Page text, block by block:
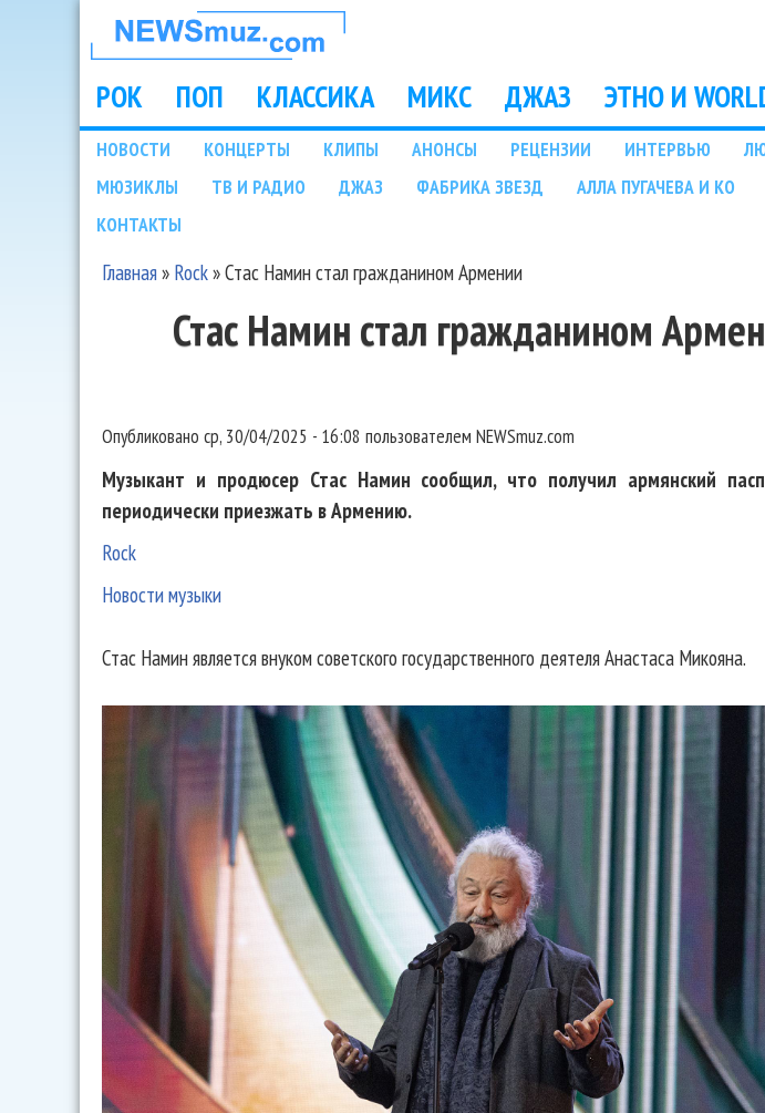
НОВОСТИ
МУЗЫКИ И
ШОУ БИЗНЕСА
NEWSMUZ.COM
Main menu
РОК ПОП КЛАССИКА МИКС ДЖАЗ ЭТНО И
Подразделы
НОВОСТИ КОНЦЕРТЫ КЛИПЫ АНОНСЫ РЕЦЕНЗИИ ИНТЕРВЬЮ
МЮЗИКЛЫ
ТВ И РАДИО ДЖАЗ ФАБРИКА ЗВЕЗД АЛЛА ПУГАЧЕВА И КО
КОНТАКТЫ
Главная» Rock»Стас Намин стал гражданином Армении
Стас Намин стал гражданином
Опубликовано ср, 30/04/2025 - 16:08 пользователем NEWSmuz.com
Музыкант и продюсер Стас Намин сообщил, что получил армянский
периодически приезжать в Армению.
Rock
Новости музыки
Стас Намин является внуком советского государственного деятеля Анастаса Микояна.